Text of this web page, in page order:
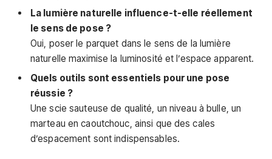
La lumière naturelle influence-t-elle réellement
le sens de pose ?
Oui, poser le parquet dans le sens de la lumière
naturelle maximise la luminosité et l’espace apparent.
Quels outils sont essentiels pour une pose
réussie ?
Une scie sauteuse de qualité, un niveau à bulle, un
marteau en caoutchouc, ainsi que des cales
d’espacement sont indispensables.